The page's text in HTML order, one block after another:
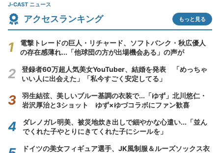
J-CAST ニュース
アクセスランキング もっと見る
電撃トレードの巨人・リチャード、ソフトバンク・秋広優人
の存在感薄れ...「他球団の方が出場機会ある」の声が
登録者60万超人気美女YouTuber、結婚を発表 「めっちゃ
いい人に出会えた」「私今すごく安定してる」
羽生結弦、美しいブルー基調の衣装で...「ゆず」北川悠仁・
岩沢厚治と3ショット ゆず×ゆづコラボにファン歓喜
ダレノガレ明美、被災地炊き出しで細やかな心遣い...「並ん
でくれた子やとりにきてくれた子にシールを」
ドイツの美女フィギュア選手、JK風制服＆ルーズソックス衣